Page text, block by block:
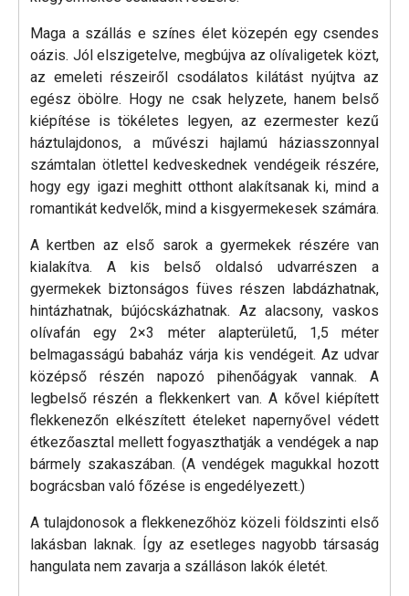
Maga a szállás e színes élet közepén egy csendes
oázis. Jól elszigetelve, megbújva az olívaligetek közt,
az emeleti részeiről csodálatos kilátást nyújtva az
egész öbölre. Hogy ne csak helyzete, hanem belső
kiépítése is tökéletes legyen, az ezermester kezű
háztulajdonos, a művészi hajlamú háziasszonnyal
számtalan ötlettel kedveskednek vendégeik részére,
hogy egy igazi meghitt otthont alakítsanak ki, mind a
romantikát kedvelők, mind a kisgyermekesek számára.
A kertben az első sarok a gyermekek részére van
kialakítva. A kis belső oldalsó udvarrészen a
gyermekek biztonságos füves részen labdázhatnak,
hintázhatnak, bújócskázhatnak. Az alacsony, vaskos
olívafán egy 2×3 méter alapterületű, 1,5 méter
belmagasságú babaház várja kis vendégeit. Az udvar
középső részén napozó pihenőágyak vannak. A
legbelső részén a flekkenkert van. A kővel kiépített
flekkenezőn elkészített ételeket napernyővel védett
étkezőasztal mellett fogyaszthatják a vendégek a nap
bármely szakaszában. (A vendégek magukkal hozott
bográcsban való főzése is engedélyezett.)
A tulajdonosok a flekkenezőhöz közeli földszinti első
lakásban laknak. Így az esetleges nagyobb társaság
hangulata nem zavarja a szálláson lakók életét.